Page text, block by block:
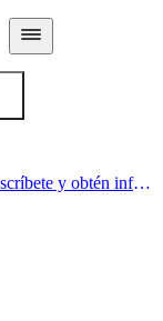
Acá comienza un estilo de vida saludable. Subscríbete y obtén información de primera mano